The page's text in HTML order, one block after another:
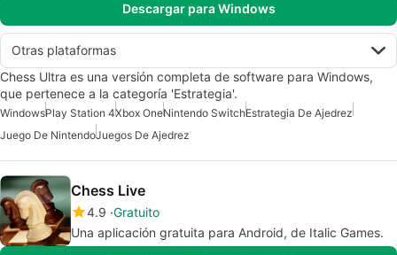
Descargar para Windows
Otras plataformas
Chess Ultra es una versión completa de software para Windows,
que pertenece a la categoría 'Estrategia'.
WindowsPlay Station 4Xbox OneNintendo SwitchEstrategia De Ajedrez
Juego De NintendoJuegos De Ajedrez
Chess Live
4.9 Gratuito
Una aplicación gratuita para Android, de Italic Games.